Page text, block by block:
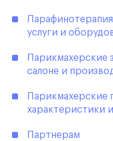
услуги и
Парикмахерские
салоне и
Парикмахерские
характеристики
Партнерам